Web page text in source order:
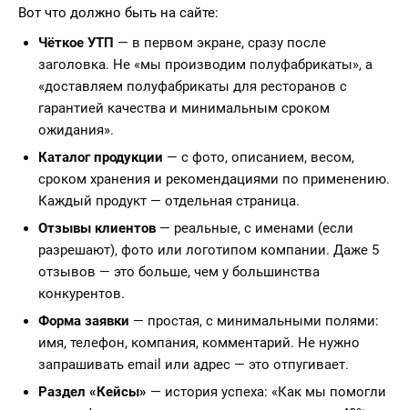
Вот что должно быть на сайте:
Чёткое УТП — в первом экране, сразу после
заголовка. Не «мы производим полуфабрикаты», а
«доставляем полуфабрикаты для ресторанов с
гарантией качества и минимальным сроком
ожидания».
Каталог продукции — с фото, описанием, весом,
сроком хранения и рекомендациями по применению.
Каждый продукт — отдельная страница.
Отзывы клиентов — реальные, с именами (если
разрешают), фото или логотипом компании. Даже 5
отзывов — это больше, чем у большинства
конкурентов.
Форма заявки — простая, с минимальными полями:
имя, телефон, компания, комментарий. Не нужно
запрашивать email или адрес — это отпугивает.
Раздел «Кейсы» — история успеха: «Как мы помогли